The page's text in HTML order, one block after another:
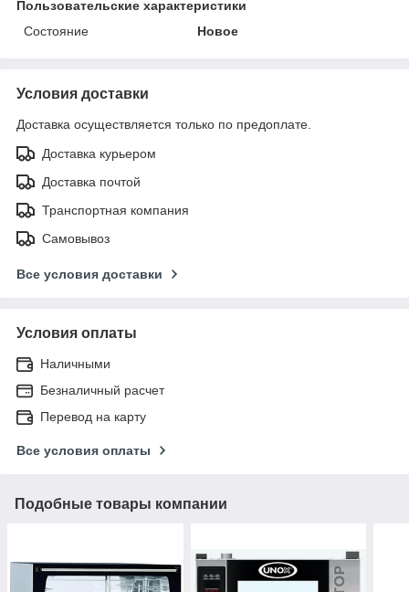
Пользовательские характеристики
Состояние
Новое
Условия доставки
Доставка осуществляется только по предоплате.
Доставка курьером
Доставка почтой
Транспортная компания
Самовывоз
Все условия доставки
Условия оплаты
Наличными
Безналичный расчет
Перевод на карту
Все условия оплаты
Подобные товары компании